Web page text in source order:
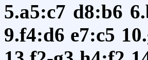
5.a5:c7 d8:b6
9.f4:d6 e7:c5